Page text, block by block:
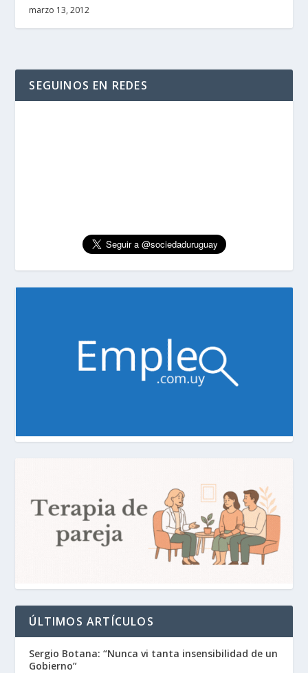
marzo 13, 2012
SEGUINOS EN REDES
ÚLTIMOS ARTÍCULOS
Sergio Botana: “Nunca vi tanta insensibilidad de un
Gobierno”